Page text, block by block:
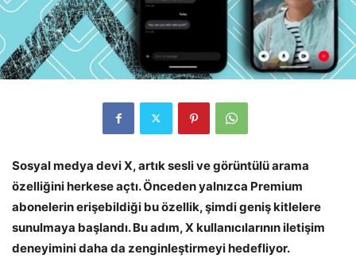
Sosyal medya devi X, artık sesli ve görüntülü arama
özelliğini herkese açtı. Önceden yalnızca Premium
abonelerin erişebildiği bu özellik, şimdi geniş kitlelere
sunulmaya başlandı. Bu adım, X kullanıcılarının iletişim
deneyimini daha da zenginleştirmeyi hedefliyor.